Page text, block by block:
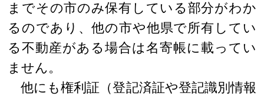
までその市のみ保有している部分がわか
るのであり、他の市や他県で所有してい
る不動産がある場合は名寄帳に載ってい
ません。
他にも権利証（登記済証や登記識別情報